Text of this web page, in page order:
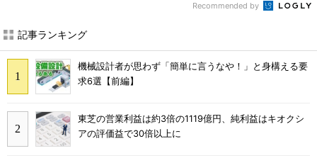
Recommended by
記事ランキング
機械設計者が思わず「簡単に言うなや！」と身構える要
求6選【前編】
東芝の営業利益は約3倍の1119億円、純利益はキオクシ
アの評価益で30倍以上に